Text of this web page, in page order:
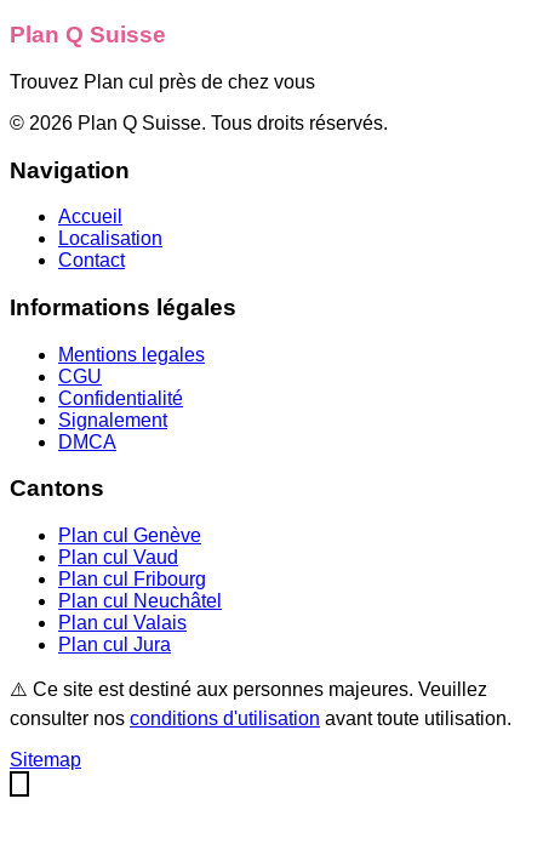
Plan Q Suisse
Trouvez Plan cul près de chez vous
© 2026 Plan Q Suisse. Tous droits réservés.
Navigation
Accueil
Localisation
Contact
Informations légales
Mentions legales
CGU
Confidentialité
Signalement
DMCA
Cantons
Plan cul Genève
Plan cul Vaud
Plan cul
Fribourg
Plan cul
Neuchâtel
Plan cul Valais
Plan cul Jura
⚠️ Ce site est destiné aux personnes majeures. Veuillez
consulter nos conditions d'utilisation avant toute utilisation.
Sitemap